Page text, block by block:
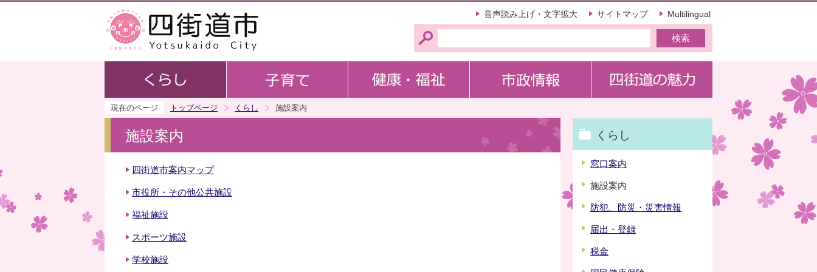
音声読み上げ・文字拡大 サイトマップ Multilingual
現在のページ トップページ くらし 施設案内
施設案内
四街道市案内マップ
市役所・その他公共施設
福祉施設
スポーツ施設
学校施設
くらし
窓口案内
施設案内
防犯、防災・災害情報
届出・登録
税金